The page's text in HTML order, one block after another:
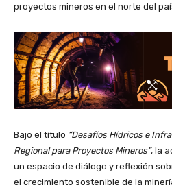
proyectos mineros en el norte del
Bajo el título “Desafíos Hídricos e
Regional para Proyectos Mineros”, la
un espacio de diálogo y reflexión
el crecimiento sostenible de la